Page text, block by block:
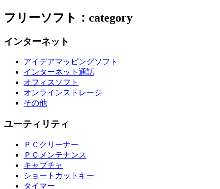
フリーソフト：category
インターネット
アイデアマッピングソフト
インターネット通話
オフィスソフト
オンラインストレージ
その他
ユーティリティ
ＰＣクリーナー
ＰＣメンテナンス
キャプチャ
ショートカットキー
タイマー